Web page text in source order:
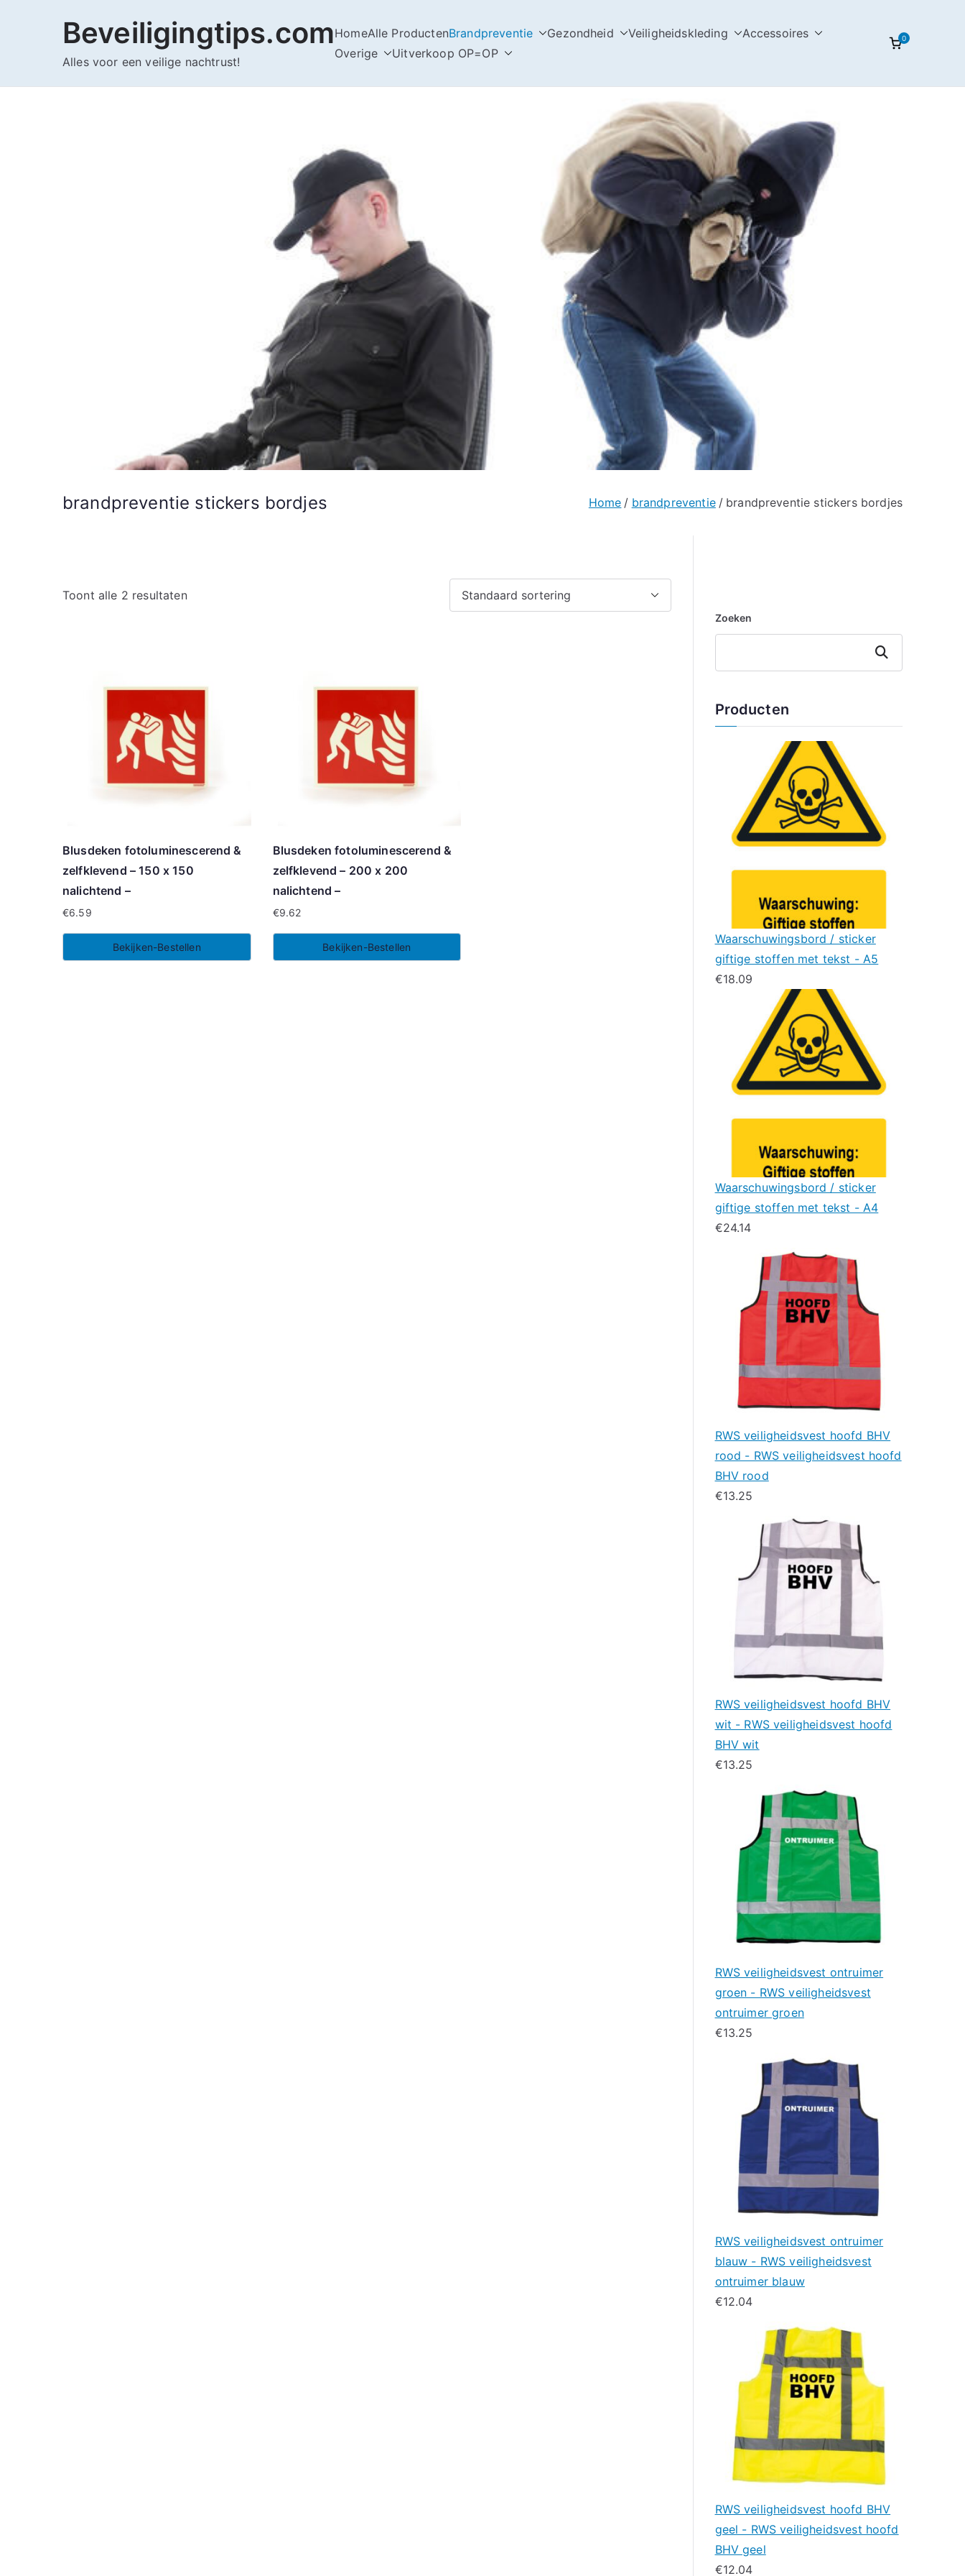
Beveiligingtips.com
Alles voor een veilige nachtrust!
HomeAlle ProductenBrandpreventie Gezondheid Veiligheidskleding
Accessoires
Overige
Uitverkoop OP=OP
0
brandpreventie stickers bordjes Home brandpreventie brandpreventie stickers bordjes
Toont alle 2 resultaten
Blusdeken fotoluminescerend &
zelfklevend – 150 x 150
nalichtend –
€6.59
Bekijken-Bestellen
Blusdeken fotoluminescerend &
zelfklevend – 200 x 200
nalichtend –
€9.62
Bekijken-Bestellen
Zoeken
Zoeken
Producten
Waarschuwingsbord / sticker
giftige stoffen met tekst - A5
€18.09
Waarschuwingsbord / sticker
giftige stoffen met tekst - A4
€24.14
RWS veiligheidsvest hoofd BHV
rood - RWS veiligheidsvest hoofd
BHV rood
€13.25
RWS veiligheidsvest hoofd BHV
wit - RWS veiligheidsvest hoofd
BHV wit
€13.25
RWS veiligheidsvest ontruimer
groen - RWS veiligheidsvest
ontruimer groen
€13.25
RWS veiligheidsvest ontruimer
blauw - RWS veiligheidsvest
ontruimer blauw
€12.04
RWS veiligheidsvest hoofd BHV
geel - RWS veiligheidsvest hoofd
BHV geel
€12.04